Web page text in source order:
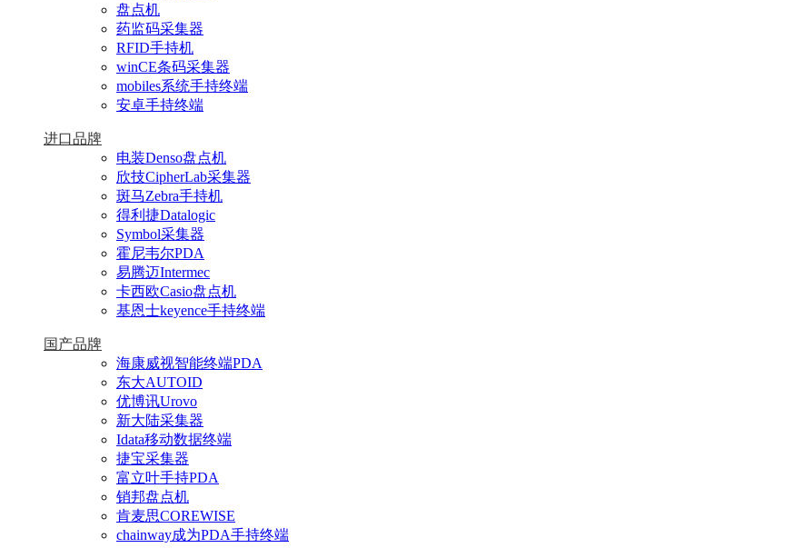
盘点机
药监码采集器
RFID手持机
winCE条码采集器
mobiles系统手持终端
安卓手持终端
进口品牌
电装Denso盘点机
欣技CipherLab采集器
斑马Zebra手持机
得利捷Datalogic
Symbol采集器
霍尼韦尔PDA
易腾迈Intermec
卡西欧Casio盘点机
基恩士keyence手持终端
国产品牌
海康威视智能终端PDA
东大AUTOID
优博讯Urovo
新大陆采集器
Idata移动数据终端
捷宝采集器
富立叶手持PDA
销邦盘点机
肯麦思COREWISE
chainway成为PDA手持终端